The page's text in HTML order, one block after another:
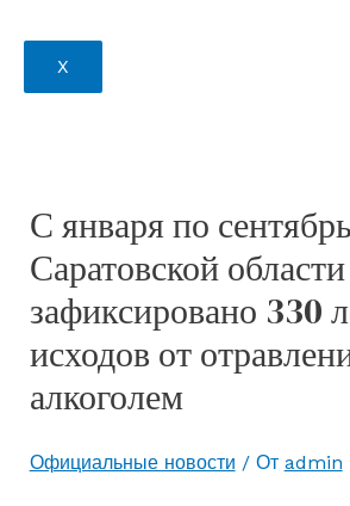
X
С января по
Саратовской области
зафиксировано 330
исходов от
алкоголем
Официальные новости / От admin